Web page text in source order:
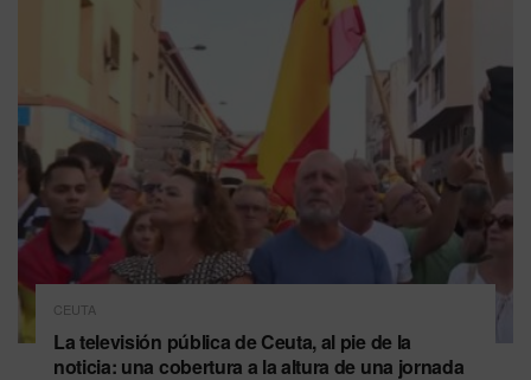
CEUTA
La televisión pública de Ceuta, al pie de la
noticia: una cobertura a la altura de una jornada